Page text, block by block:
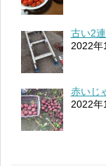
古い2
2022年
赤いじ
2022年